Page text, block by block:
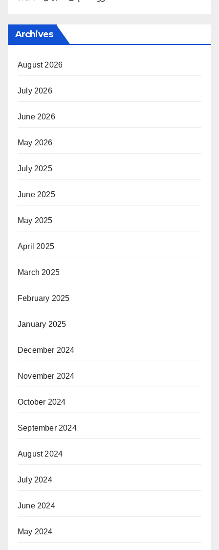
Archives
August 2026
July 2026
June 2026
May 2026
July 2025
June 2025
May 2025
April 2025
March 2025
February 2025
January 2025
December 2024
November 2024
October 2024
September 2024
August 2024
July 2024
June 2024
May 2024